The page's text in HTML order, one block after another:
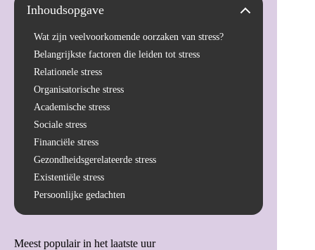
Inhoudsopgave
Wat zijn veelvoorkomende oorzaken van stress?
Belangrijkste factoren die leiden tot stress
Relationele stress
Organisatorische stress
Academische stress
Sociale stress
Financiële stress
Gezondheidsgerelateerde stress
Existentiële stress
Persoonlijke gedachten
Meest populair in het laatste uur